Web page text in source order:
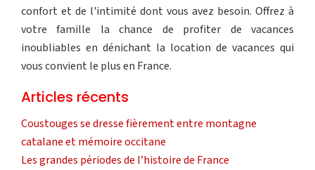
confort et de l'intimité dont vous avez besoin. Offrez à
votre famille la chance de profiter de vacances
inoubliables en dénichant la location de vacances qui
vous convient le plus en France.
Articles récents
Coustouges se dresse fièrement entre montagne
catalane et mémoire occitane
Les grandes périodes de l’histoire de France